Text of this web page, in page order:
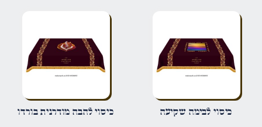
שמור בדפדפן זה את השם, האימייל והאתר שלי לפעם הבאה שאגיב.
כיסוי לבימה שקיעה כיסוי להבה מודרנית בורדו